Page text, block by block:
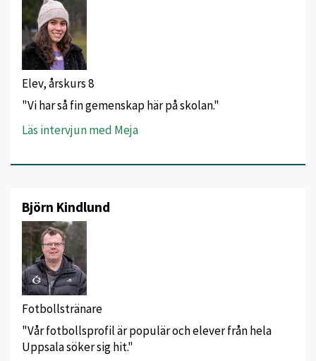
Elev, årskurs 8
"Vi har så fin gemenskap här på skolan."
Läs intervjun med Meja
Björn Kindlund
Fotbollstränare
"Vår fotbollsprofil är populär och elever från hela
Uppsala söker sig hit."